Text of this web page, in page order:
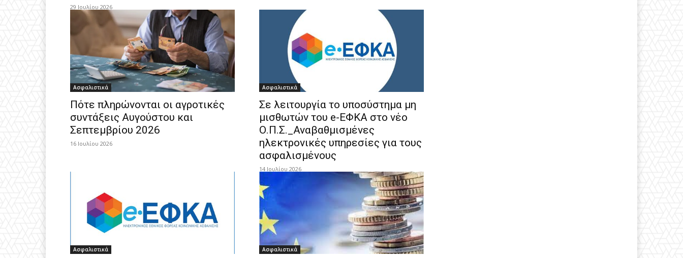
29 Ιουλίου 2026
Ασφαλιστικά
Πότε πληρώνονται οι αγροτικές
συντάξεις Αυγούστου και
Σεπτεμβρίου 2026
16 Ιουλίου 2026
Ασφαλιστικά
Σε λειτουργία το υποσύστημα μη
μισθωτών του e-ΕΦΚΑ στο νέο
Ο.Π.Σ._Αναβαθμισμένες
ηλεκτρονικές υπηρεσίες για τους
ασφαλισμένους
14 Ιουλίου 2026
Ασφαλιστικά Ασφαλιστικά